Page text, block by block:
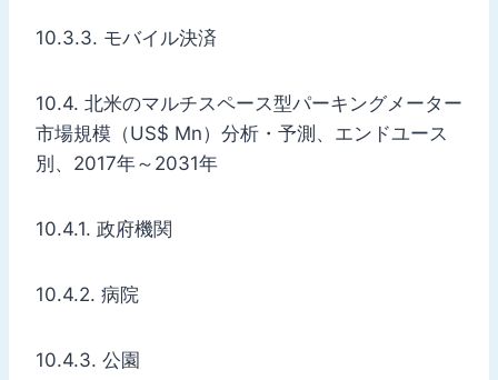
10.3.3. モバイル決済
10.4. 北米のマルチスペース型パーキングメーター
市場規模（US$ Mn）分析・予測、エンドユース
別、2017年～2031年
10.4.1. 政府機関
10.4.2. 病院
10.4.3. 公園